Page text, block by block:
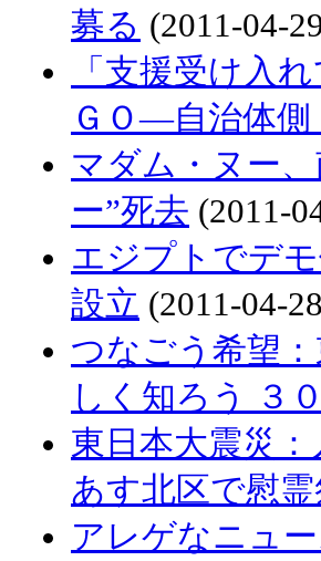
募る (2011-04-
「支援受け入
ＧＯ―自治体側
マダム・ヌー
ー”死去 (2011-
エジプトでデ
設立 (2011-04-
つなごう希望
しく知ろう ３
東日本大震災
あす北区で慰
アレゲなニュ